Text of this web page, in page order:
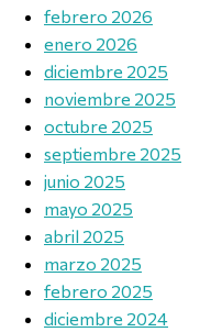
febrero 2026
enero 2026
diciembre 2025
noviembre 2025
octubre 2025
septiembre 2025
junio 2025
mayo 2025
abril 2025
marzo 2025
febrero 2025
diciembre 2024